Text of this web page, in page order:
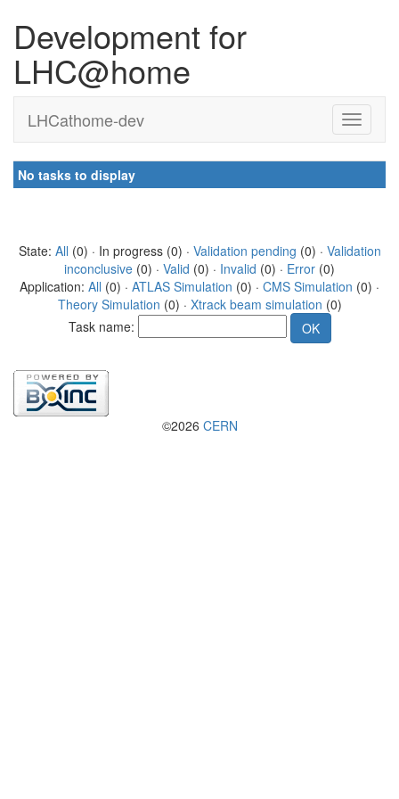
Development for
LHC@home
LHCathome-dev
No tasks to display
State: All (0) · In progress (0) · Validation pending (0) · Validation
inconclusive (0) · Valid (0) · Invalid (0) · Error (0)
Application: All (0) · ATLAS Simulation (0) · CMS Simulation (0) ·
Theory Simulation (0) · Xtrack beam simulation (0)
Task name:
©2026 CERN